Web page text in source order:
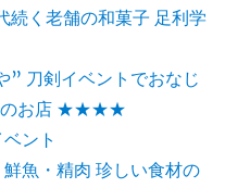
続く老舗の和菓子 足利学
” 刀剣イベントでおなじ
のお店 ★★★★
ント
鮮魚・精肉 珍しい食材の